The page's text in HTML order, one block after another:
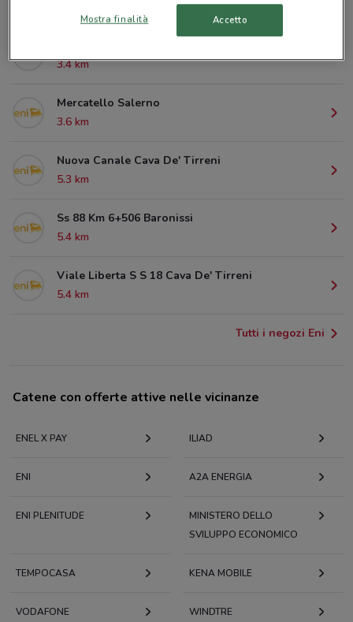
© MapTiler© OpenStreetMap contributors
3.4 km
Mercatello Salerno
3.6 km
Nuova Canale Cava De' Tirreni
5.3 km
Ss 88 Km 6+506 Baronissi
5.4 km
Viale Liberta S S 18 Cava De' Tirreni
5.4 km
Tutti i negozi Eni
Catene con offerte attive nelle vicinanze
ENEL X PAY ILIAD
ENI A2A ENERGIA
ENI PLENITUDE
MINISTERO DELLO
SVILUPPO ECONOMICO
TEMPOCASA KENA MOBILE
VODAFONE WINDTRE
Mostra finalità Accetto